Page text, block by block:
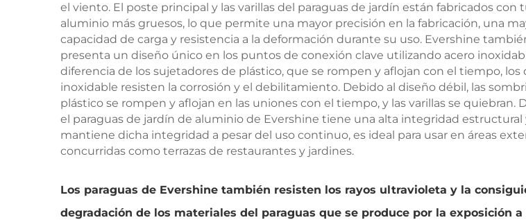
el viento. El poste principal y las varillas del paraguas de jardín están fabricados con
aluminio más gruesos, lo que permite una mayor precisión en la fabricación, una
capacidad de carga y resistencia a la deformación durante su uso. Evershine
presenta un diseño único en los puntos de conexión clave utilizando acero
diferencia de los sujetadores de plástico, que se rompen y aflojan con el tiempo, los
inoxidable resisten la corrosión y el debilitamiento. Debido al diseño débil, las
plástico se rompen y aflojan en las uniones con el tiempo, y las varillas se quiebran.
el paraguas de jardín de aluminio de Evershine tiene una alta integridad estructural
mantiene dicha integridad a pesar del uso continuo, es ideal para usar en áreas
concurridas como terrazas de restaurantes y jardines.
Los paraguas de Evershine también resisten los rayos ultravioleta y la
degradación de los materiales del paraguas que se produce por la exposición a